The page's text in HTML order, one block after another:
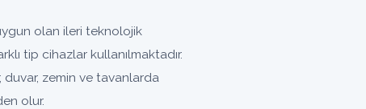
olan ileri teknolojik
tip cihazlar kullanılmaktadır.
duvar, zemin ve tavanlarda
olur.